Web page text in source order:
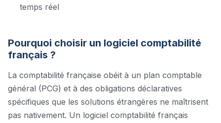
temps réel
Pourquoi choisir un logiciel comptabilité
français ?
La comptabilité française obéit à un plan comptable
général (PCG) et à des obligations déclaratives
spécifiques que les solutions étrangères ne maîtrisent
pas nativement. Un logiciel comptabilité français